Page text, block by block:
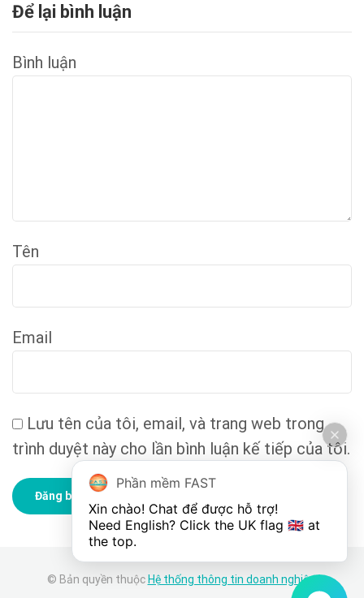
Để lại bình luận
Bình luận
Tên
Email
Lưu tên của tôi, email, và trang web trong
trình duyệt này cho lần bình luận kế tiếp của tôi.
© Bản quyền thuộc Hệ thống thông tin doanh nghiệp.
Phần mềm FAST
Xin chào! Chat để được hỗ trợ!
Need English? Click the UK flag 🇬🇧 at
the top.